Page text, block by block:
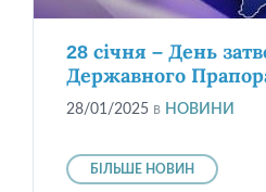
28 січня – День
Державного
28/01/2025 в НОВИНИ
БІЛЬШЕ НОВИН